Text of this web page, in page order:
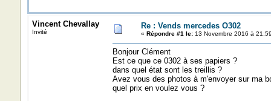
Vincent Chevallay
Invité
Re : Vends mercedes O302
« Répondre #1 le:13 Novembre 2016 à
Bonjour Clément
Est ce que ce 0302 à ses papiers ?
dans quel état sont les treillis ?
Avez vous des photos à m'envoyer sur ma
quel prix en voulez vous ?